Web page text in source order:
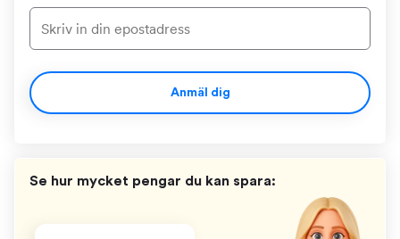
Anmäl dig
Se hur mycket pengar du kan spara: